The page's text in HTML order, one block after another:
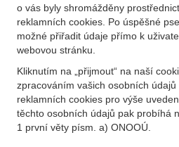
o vás byly shromážděny
reklamních cookies. Po úspěšné
možné přiřadit údaje přímo k
webovou stránku.
Kliknutím na „přijmout“ na naší
zpracováním vašich osobních
reklamních cookies pro výše
těchto osobních údajů pak probíhá
1 první věty písm. a) ONOOÚ.